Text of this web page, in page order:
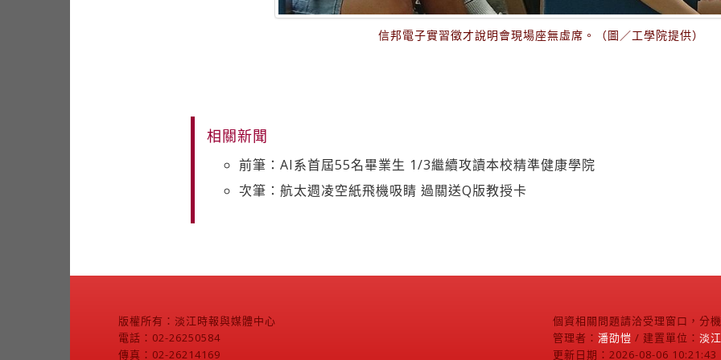
信邦電子實習徵才說明會現場座無虛席。（圖／工學院提供）
相關新聞
前筆：AI系首屆55名畢業生 1/3繼續攻讀本校精準健康學院
次筆：航太週凌空紙飛機吸睛 過關送Q版教授卡
版權所有：淡江時報與媒體中心
電話：02-26250584
傳真：02-26214169
個資相關問題請洽受理窗口，分
管理者： 潘劭愷 / 建置單位： 淡
更新日期：2026-08-06 10:21:43